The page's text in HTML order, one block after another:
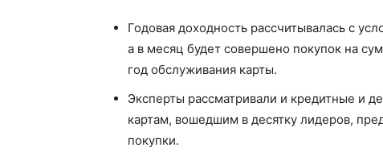
Годовая доходность рассчитывалась с
а в месяц будет совершено покупок на
год обслуживания карты.
Эксперты рассматривали и кредитные и
картам, вошедшим в десятку лидеров,
покупки.